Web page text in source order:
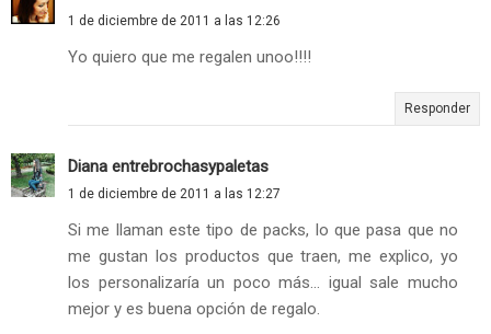
1 de diciembre de 2011 a las 12:26
Yo quiero que me regalen unoo!!!!
Responder
Diana entrebrochasypaletas
1 de diciembre de 2011 a las 12:27
Si me llaman este tipo de packs, lo que pasa que no
me gustan los productos que traen, me explico, yo
los personalizaría un poco más... igual sale mucho
mejor y es buena opción de regalo.